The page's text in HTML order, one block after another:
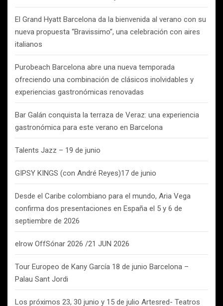
El Grand Hyatt Barcelona da la bienvenida al verano con su
nueva propuesta “Bravissimo”, una celebración con aires
italianos
Purobeach Barcelona abre una nueva temporada
ofreciendo una combinación de clásicos inolvidables y
experiencias gastronómicas renovadas
Bar Galán conquista la terraza de Veraz: una experiencia
gastronómica para este verano en Barcelona
Talents Jazz – 19 de junio
GIPSY KINGS (con André Reyes)17 de junio
Desde el Caribe colombiano para el mundo, Aria Vega
confirma dos presentaciones en España el 5 y 6 de
septiembre de 2026
elrow OffSónar 2026 /21 JUN 2026
Tour Europeo de Kany García 18 de junio Barcelona –
Palau Sant Jordi
Los próximos 23, 30 junio y 15 de julio Artesred- Teatros